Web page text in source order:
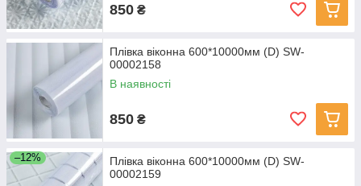
850 ₴
Плівка віконна 600*10000мм (D) SW-
00002158
В наявності
850 ₴
–12%
Плівка віконна 600*10000мм (D) SW-
00002159